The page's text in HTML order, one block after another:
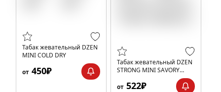
Табак жевательный DZEN
MINI COLD DRY
от 450₽
Табак жевательный DZEN
STRONG MINI SAVORY
от 522₽